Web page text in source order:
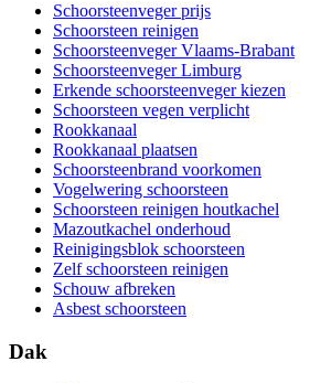
Schoorsteenveger prijs
Schoorsteen reinigen
Schoorsteenveger Vlaams-Brabant
Schoorsteenveger Limburg
Erkende schoorsteenveger kiezen
Schoorsteen vegen verplicht
Rookkanaal
Rookkanaal plaatsen
Schoorsteenbrand voorkomen
Vogelwering schoorsteen
Schoorsteen reinigen houtkachel
Mazoutkachel onderhoud
Reinigingsblok schoorsteen
Zelf schoorsteen reinigen
Schouw afbreken
Asbest schoorsteen
Dak